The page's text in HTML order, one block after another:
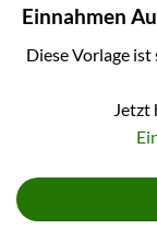
Einnahmen
Diese Vorlage
Jetzt